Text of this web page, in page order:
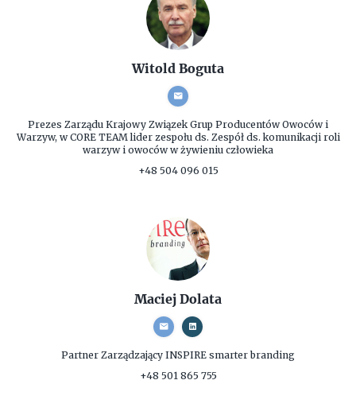
Witold Boguta
Prezes Zarządu Krajowy Związek Grup Producentów Owoców i
Warzyw, w CORE TEAM lider zespołu ds. Zespół ds. komunikacji roli
warzyw i owoców w żywieniu człowieka
+48 504 096 015
Maciej Dolata
Partner Zarządzający INSPIRE smarter branding
+48 501 865 755